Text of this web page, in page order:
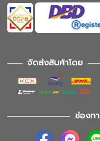
จัดส่งสินค้าโดย
ช่องท